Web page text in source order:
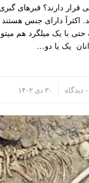
قرار دارند؟ قبرهای
اکثرآ دارای جنس
با یک میلگرد هم
یک یا دو…
۰ دیدگاه ۳۰ دی ۱۴۰۲